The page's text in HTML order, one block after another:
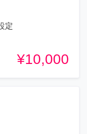
定
¥10,000